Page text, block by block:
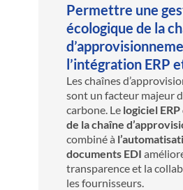
Permettre une
écologique de la
l’intégration ERP
Les chaînes
sont un facteur majeur
carbone. Le logiciel
de la chaîne
combiné à
documents EDI
transparence et la
les fournisseurs.